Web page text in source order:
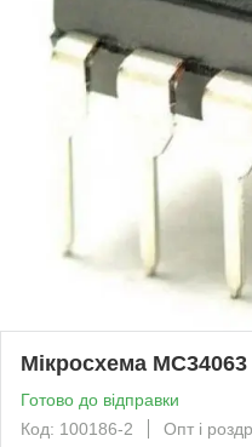
Мікросхема
Готово до відправки
Код: 100186-2
Опт і